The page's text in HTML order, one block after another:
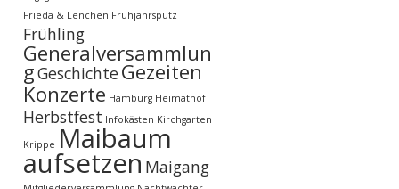
Frieda & Lenchen Frühjahrsputz
Frühling
Generalversammlun
gGeschichteGezeiten
Konzerte Hamburg Heimathof
Herbstfest Infokästen Kirchgarten
Krippe Maibaum
aufsetzen Maigang